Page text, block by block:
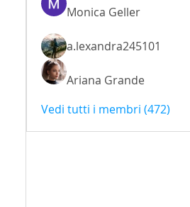
Monica Geller
a.lexandra245101
Ariana Grande
Vedi tutti i membri (472)